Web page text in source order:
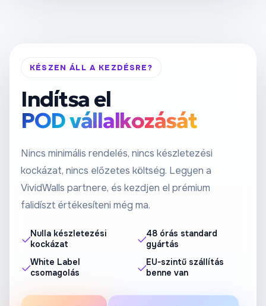
KÉSZEN ÁLL A KEZDÉSRE?
Indítsa el
POD vállalkozását
Nincs minimális rendelés, nincs készletezési
kockázat, nincs előzetes költség. Legyen a
VividWalls partnere, és kezdjen el prémium
falidíszt értékesíteni még ma.
Nulla készletezési
kockázat
48 órás standard
gyártás
White Label
csomagolás
EU-szintű szállítás
benne van